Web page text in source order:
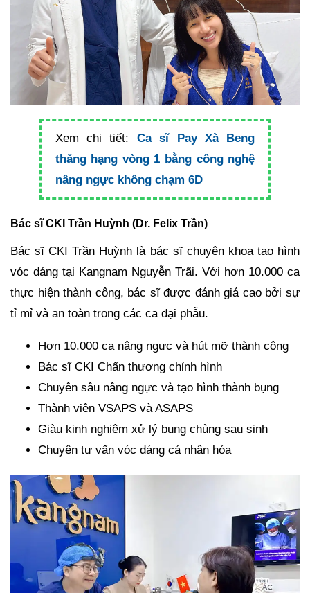
Xem chi tiết: Ca sĩ Pay Xà Beng
thăng hạng vòng 1 bằng công nghệ
nâng ngực không chạm 6D
Bác sĩ CKI Trần Huỳnh (Dr. Felix Trần)
Bác sĩ CKI Trần Huỳnh là bác sĩ chuyên khoa tạo hình
vóc dáng tại Kangnam Nguyễn Trãi. Với hơn 10.000 ca
thực hiện thành công, bác sĩ được đánh giá cao bởi sự
tỉ mỉ và an toàn trong các ca đại phẫu.
Hơn 10.000 ca nâng ngực và hút mỡ thành công
Bác sĩ CKI Chấn thương chỉnh hình
Chuyên sâu nâng ngực và tạo hình thành bụng
Thành viên VSAPS và ASAPS
Giàu kinh nghiệm xử lý bụng chùng sau sinh
Chuyên tư vấn vóc dáng cá nhân hóa